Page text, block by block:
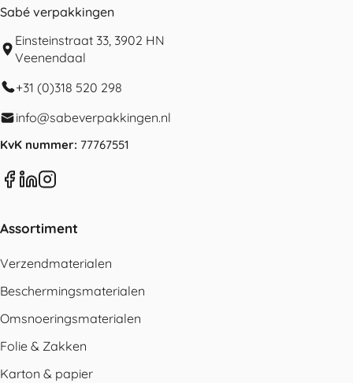
Sabé verpakkingen
Einsteinstraat 33, 3902 HN
Veenendaal
+31 (0)318 520 298
info@sabeverpakkingen.nl
KvK nummer: 77767551
Assortiment
Verzendmaterialen
Beschermingsmaterialen
Omsnoeringsmaterialen
Folie & Zakken
Karton & papier